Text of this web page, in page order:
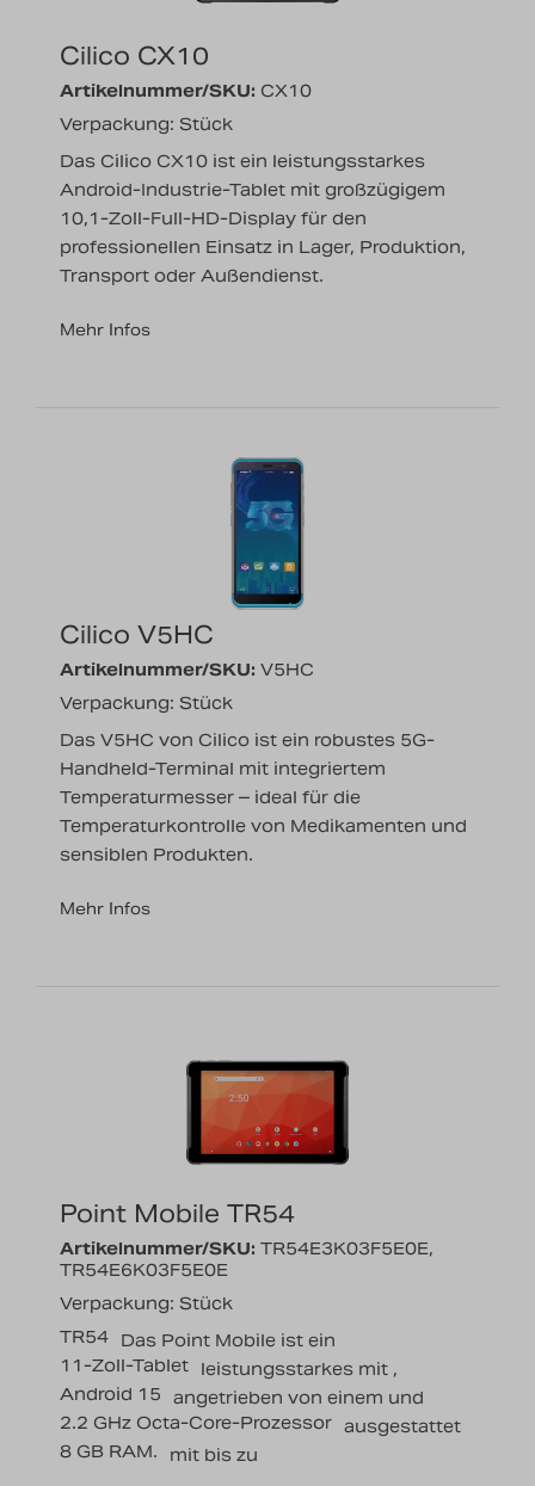
Cilico CX10
Artikelnummer/SKU: CX10
Verpackung: Stück
Das Cilico CX10 ist ein leistungsstarkes
Android-Industrie-Tablet mit großzügigem
10,1-Zoll-Full-HD-Display für den
professionellen Einsatz in Lager, Produktion,
Transport oder Außendienst.
Mehr Infos
Cilico V5HC
Artikelnummer/SKU: V5HC
Verpackung: Stück
Das V5HC von Cilico ist ein robustes 5G-
Handheld-Terminal mit integriertem
Temperaturmesser – ideal für die
Temperaturkontrolle von Medikamenten und
sensiblen Produkten.
Mehr Infos
Point Mobile TR54
Artikelnummer/SKU: TR54E3K03F5E0E,
TR54E6K03F5E0E
Verpackung: Stück
Das Point Mobile
TR54
ist ein
leistungsstarkes
11-Zoll-Tablet
mit
Android 15
,
angetrieben von einem
2.2 GHz Octa-Core-Prozessor
und
ausgestattet
mit bis zu
8 GB RAM.